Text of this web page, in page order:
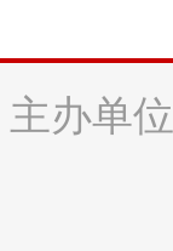
主办单